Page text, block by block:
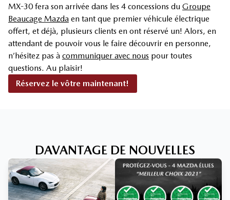
MX-30 fera son arrivée dans les 4 concessions du Groupe
Beaucage Mazda en tant que premier véhicule électrique
offert, et déjà, plusieurs clients en ont réservé un! Alors, en
attendant de pouvoir vous le faire découvrir en personne,
n’hésitez pas à communiquer avec nous pour toutes
questions. Au plaisir!
Réservez le vôtre maintenant!
DAVANTAGE DE NOUVELLES